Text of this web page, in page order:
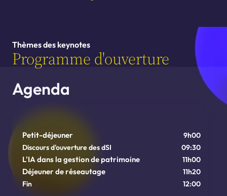
Thèmes des keynotes
Programme d'ouverture
Agenda
Petit-déjeuner
9h00
Discours d'ouverture des dSI
09:30
L'IA dans la gestion de patrimoine 11h00
Déjeuner de réseautage
11h20
Fin
12:00